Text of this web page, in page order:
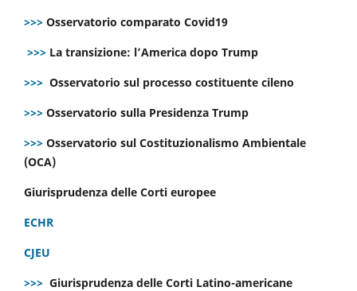
>>> Osservatorio comparato Covid19
>>> La transizione: l’America dopo Trump
>>> Osservatorio sul processo costituente cileno
>>> Osservatorio sulla Presidenza Trump
>>> Osservatorio sul Costituzionalismo Ambientale
(OCA)
Giurisprudenza delle Corti europee
ECHR
CJEU
>>> Giurisprudenza delle Corti Latino-americane